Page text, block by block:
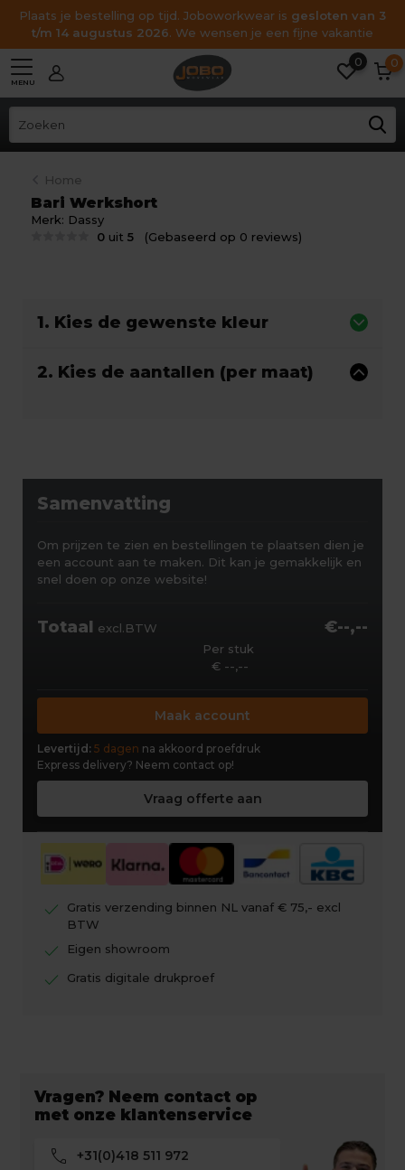
Plaats je bestelling op tijd. Joboworkwear is gesloten van 3
t/m 14 augustus 2026. We wensen je een fijne vakantie
MENU
0 0
Home
Bari Werkshort
Merk: Dassy
0 uit5 (Gebaseerd op 0 reviews)
1. Kies de gewenste kleur
2. Kies de aantallen (per maat)
Samenvatting
Om prijzen te zien en bestellingen te plaatsen dien je
een account aan te maken. Dit kan je gemakkelijk en
snel doen op onze website!
Totaal excl.BTW €--,--
Per stuk
€ --,--
Maak account
Levertijd: 5 dagen na akkoord proefdruk
Express delivery? Neem contact op!
Vraag offerte aan
check
Gratis verzending binnen NL vanaf € 75,- excl
BTW
check Eigen showroom
check Gratis digitale drukproef
Vragen? Neem contact op
met onze klantenservice
call +31(0)418 511 972